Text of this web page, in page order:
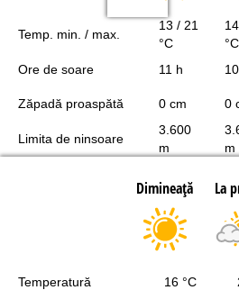
Temp. min. / max.
13 / 21
°C
°C
Ore de soare
11 h
Zăpadă proaspătă 0 cm 0
Limita de ninsoare
3.600
m
m
Dimineaţă La
Temperatură 16 °C